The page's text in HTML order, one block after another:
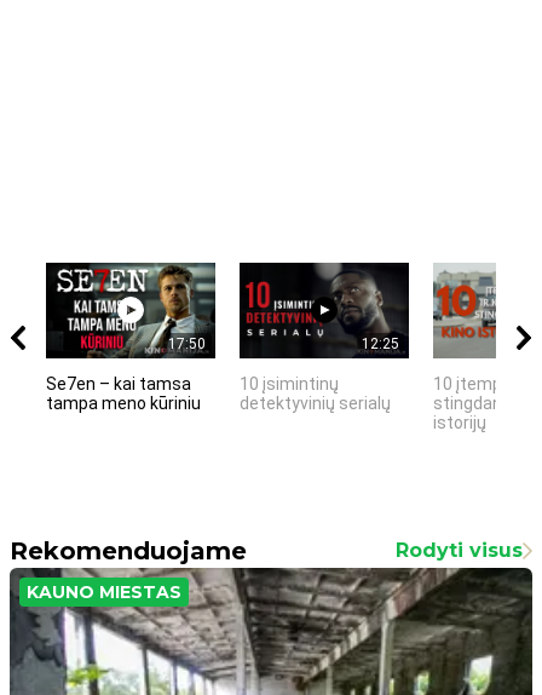
17:50
Se7en – kai tamsa
tampa meno kūriniu
12:25
10 įsimintinų
detektyvinių serialų
10 įtemptų,
stingdančių
istorijų
Rekomenduojame Rodyti visus
KAUNO MIESTAS